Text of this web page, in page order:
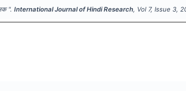
".International Journal of Hindi Research, Vol 7, Issue 3,